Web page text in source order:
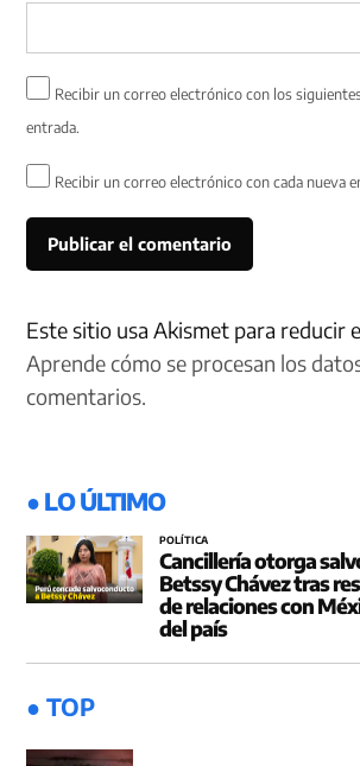
Recibir un correo electrónico con los
entrada.
Recibir un correo electrónico con cada nueva
Este sitio usa Akismet para reducir
Aprende cómo se procesan los
comentarios.
● LO ÚLTIMO
POLÍTICA
Cancillería otorga
Betssy Chávez tras
de relaciones con
del país
● TOP